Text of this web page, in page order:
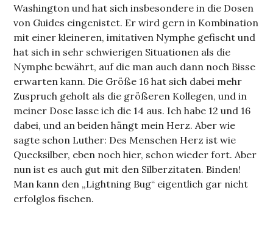
Washington und hat sich insbesondere in die Dosen
von Guides eingenistet. Er wird gern in Kombination
mit einer kleineren, imitativen Nymphe gefischt und
hat sich in sehr schwierigen Situationen als die
Nymphe bewährt, auf die man auch dann noch Bisse
erwarten kann. Die Größe 16 hat sich dabei mehr
Zuspruch geholt als die größeren Kollegen, und in
meiner Dose lasse ich die 14 aus. Ich habe 12 und 16
dabei, und an beiden hängt mein Herz. Aber wie
sagte schon Luther: Des Menschen Herz ist wie
Quecksilber, eben noch hier, schon wieder fort. Aber
nun ist es auch gut mit den Silberzitaten. Binden!
Man kann den „Lightning Bug“ eigentlich gar nicht
erfolglos fischen.